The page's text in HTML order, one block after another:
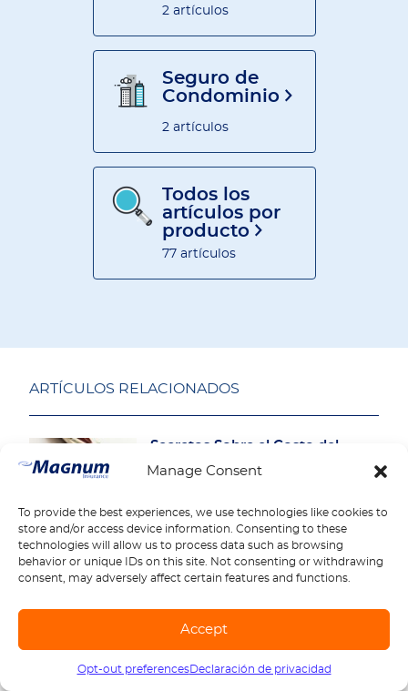
Manage Consent
To provide the best experiences, we use technologies like cookies to
store and/or access device information. Consenting to these
technologies will allow us to process data such as browsing
behavior or unique IDs on this site. Not consenting or withdrawing
consent, may adversely affect certain features and functions.
Accept
Opt-out preferencesDeclaración de privacidad
2 artículos
Seguro de
Condominio
2 artículos
Todos los
artículos por
producto
77 artículos
ARTÍCULOS RELACIONADOS
Secretos Sobre el Costo del
Seguro de Auto: Lo que las
Compañías No Quieren que
Primas
ver más
Costo del Seguro de
Deje de Preocuparse y
Empiece a Ganar
Llámanos 1-888-539-2102